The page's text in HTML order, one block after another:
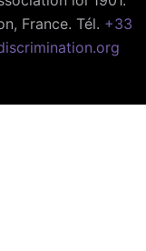
France. Tél. +33